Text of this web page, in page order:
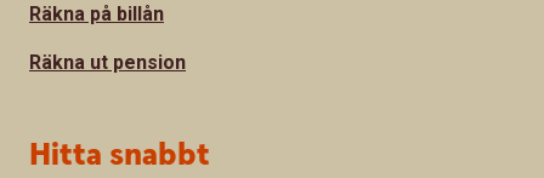
Räkna på billån
Räkna ut pension
Hitta snabbt